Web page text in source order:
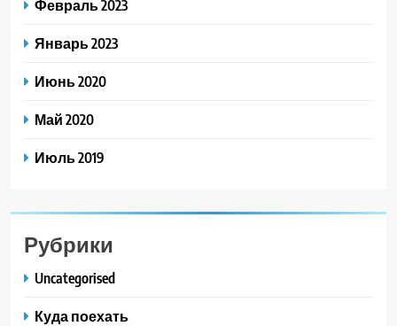
Февраль 2023
Январь 2023
Июнь 2020
Май 2020
Июль 2019
Рубрики
Uncategorised
Куда поехать